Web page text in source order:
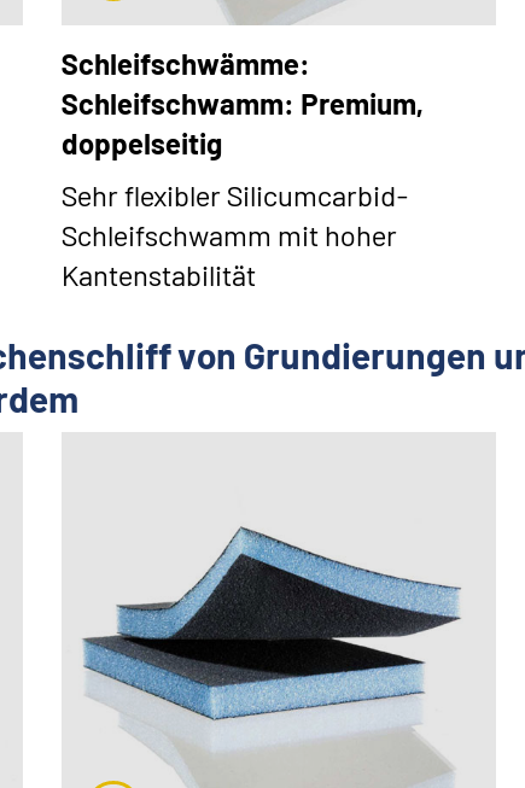
Schleifschwämme:
Schleifschwamm: Premium,
doppelseitig
Sehr flexibler Silicumcarbid-
Schleifschwamm mit hoher
Kantenstabilität
von Grundierungen